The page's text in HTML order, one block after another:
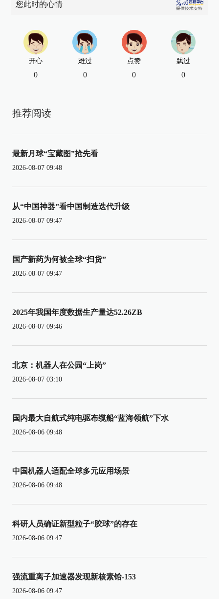
您此时的心情
开心
0
难过
0
点赞
0
飘过
0
推荐阅读
最新月球“宝藏图”抢先看
2026-08-07 09:48
从“中国神器”看中国制造迭代升级
2026-08-07 09:47
国产新药为何被全球“扫货”
2026-08-07 09:47
2025年我国年度数据生产量达52.26ZB
2026-08-07 09:46
北京：机器人在公园“上岗”
2026-08-07 03:10
国内最大自航式纯电驱布缆船“蓝海领航”下水
2026-08-06 09:48
中国机器人适配全球多元应用场景
2026-08-06 09:48
科研人员确证新型粒子“胶球”的存在
2026-08-06 09:47
强流重离子加速器发现新核素铪-153
2026-08-06 09:47